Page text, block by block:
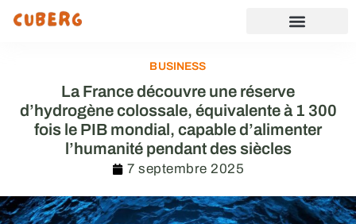
BUSINESS
La France découvre une réserve
d’hydrogène colossale, équivalente à 1 300
fois le PIB mondial, capable d’alimenter
l’humanité pendant des siècles
7 septembre 2025